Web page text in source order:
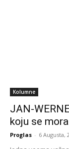
Kolumne
JAN-
koju se
Proglas - 6 Augusta,